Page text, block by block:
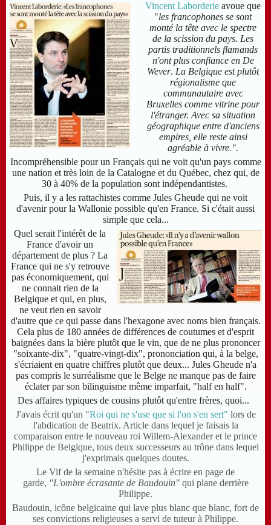
Vincent Laborderie avoue que
"les francophones se sont
monté la tête avec le spectre
de la scission du pays. Les
partistraditionnels flamands
n'ont plus confiance en De
Wever. La Belgique estplutôt
régionalisme que
communautaire avec
Bruxelles comme vitrine pour
l'étranger. Avec sa situation
géographique entre d'anciens
empires, elle reste ainsi
agréable à vivre.".
Incompréhensible pour un Français qui ne voit qu'un pays comme
une nation et très loin de la Catalogne et du Québec, chez qui, de
30 à 40% de la population sont indépendantistes.
Puis, il y a les rattachistes comme Jules Gheude qui ne voit
d'avenir pour la Wallonie possible qu'en France. Si c'était aussi
simple que cela...
Quel serait l'intérêt de la
France d'avoir un
département de plus ? La
France qui ne s'y retrouve
pas économiquement, qui
ne connait rien de la
Belgique et qui, en plus,
ne veut rien en savoir
d'autre que ce qui passe dans l'hexagone avec noms bien français.
Cela plus de 180 années de différences de coutumes et d'esprit
baignées dans la bière plutôt que le vin, que de ne plus prononcer
"soixante-dix", "quatre-vingt-dix", prononciation qui, à la belge,
s'écriaient en quatre chiffres plutôt que deux... Jules Gheude n'a
pas compris le surréalisme que le Belge ne manque pas de faire
éclater par son bilinguisme même imparfait, "half en half".
Des affaires typiques de cousins plutôt qu'entre frères, quoi...
J'avais écrit qu'un "Roi qui ne s'use que si l'on s'en sert" lors de
l'abdication de Beatrix. Article dans lequel je faisais la
comparaison entre le nouveau roi Willem-Alexander et le prince
Philippe de Belgique, tous deux successeurs au trône dans lequel
j'exprimais quelques doutes.
Le Vif de la semaine n'hésite pas à écrire en page de
garde, "L'ombre écrasante de Baudouin" qui plane derrière
Philippe.
Baudouin, icône belgicaine qui lave plus blanc que blanc, fort de
ses convictions religieuses a servi de tuteur à Philippe.